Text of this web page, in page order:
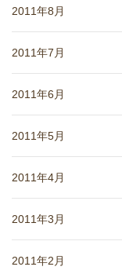
2011年8月
2011年7月
2011年6月
2011年5月
2011年4月
2011年3月
2011年2月